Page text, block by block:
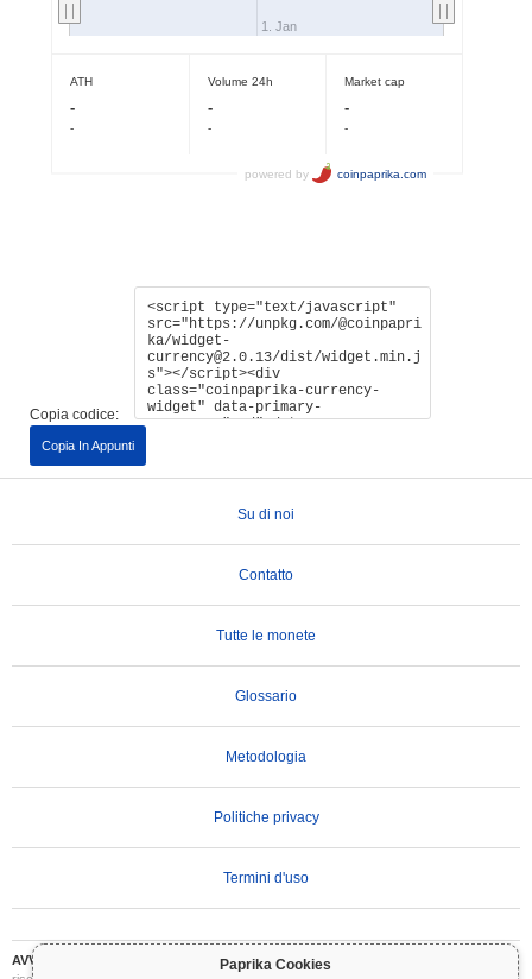
Paprika Cookies
Copia codice:
Copia In Appunti
Su di noi
Contatto
Tutte le monete
Glossario
Metodologia
Politiche privacy
Termini d'uso
AVVERTENZA IMPORTANTE:
Le criptovalute sono altamente volatili e comportano